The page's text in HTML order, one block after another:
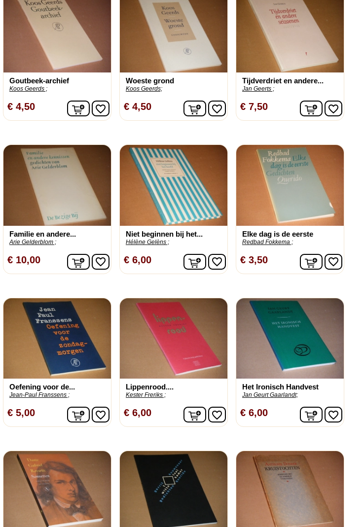
Goutbeek-archief
Koos Geerds ;
€ 4,50 In winkelwagen
favorite_border
Woeste grond
Koos Geerds;
€ 4,50 In winkelwagen
favorite_border
Tijdverdriet en andere...
Jan Geerts ;
€ 7,50 Infavorite_border
Familie en andere...
Arie Gelderblom ;
€ 10,00 In winkelwagen
favorite_border
Niet beginnen bij het...
Hélène Gelèns ;
€ 6,00 In winkelwagen
favorite_border
Elke dag is de eerste
Redbad Fokkema ;
€ 3,50 Infavorite_border
Oefening voor de...
Jean-Paul Franssens ;
€ 5,00 In winkelwagen
favorite_border
Lippenrood....
Kester Freriks ;
€ 6,00 In winkelwagen
favorite_border
Het Ironisch Handvest
Jan Geurt Gaarlandt;
€ 6,00 Infavorite_border